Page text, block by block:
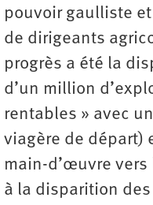
pouvoir gaulliste
de dirigeants
progrès a été la
d’un million
rentables » avec
viagère de départ)
main-d’œuvre vers
à la disparition